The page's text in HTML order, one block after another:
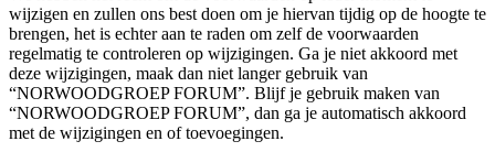
wijzigen en zullen ons best doen om je hiervan tijdig op de hoogte te
brengen, het is echter aan te raden om zelf de voorwaarden
regelmatig te controleren op wijzigingen. Ga je niet akkoord met
deze wijzigingen, maak dan niet langer gebruik van
“NORWOODGROEP FORUM”. Blijf je gebruik maken van
“NORWOODGROEP FORUM”, dan ga je automatisch akkoord
met de wijzigingen en of toevoegingen.